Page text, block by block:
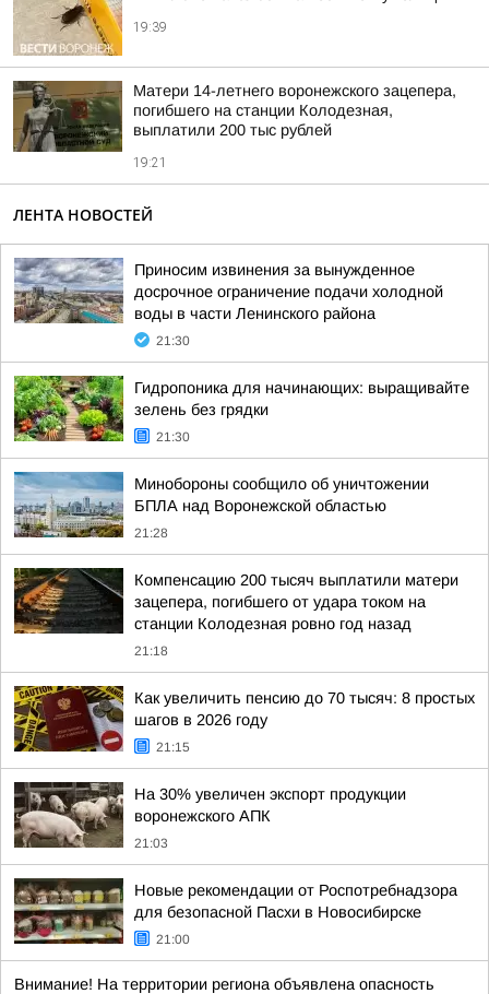
19:39
Матери 14-летнего воронежского зацепера,
погибшего на станции Колодезная,
выплатили 200 тыс рублей
19:21
ЛЕНТА НОВОСТЕЙ
Приносим извинения за вынужденное
досрочное ограничение подачи холодной
воды в части Ленинского района
21:30
Гидропоника для начинающих: выращивайте
зелень без грядки
21:30
Минобороны сообщило об уничтожении
БПЛА над Воронежской областью
21:28
Компенсацию 200 тысяч выплатили матери
зацепера, погибшего от удара током на
станции Колодезная ровно год назад
21:18
Как увеличить пенсию до 70 тысяч: 8 простых
шагов в 2026 году
21:15
На 30% увеличен экспорт продукции
воронежского АПК
21:03
Новые рекомендации от Роспотребнадзора
для безопасной Пасхи в Новосибирске
21:00
Внимание! На территории региона объявлена опасность